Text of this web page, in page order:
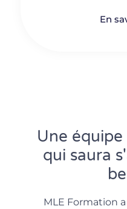
En
Une
qui saura
MLE Formation